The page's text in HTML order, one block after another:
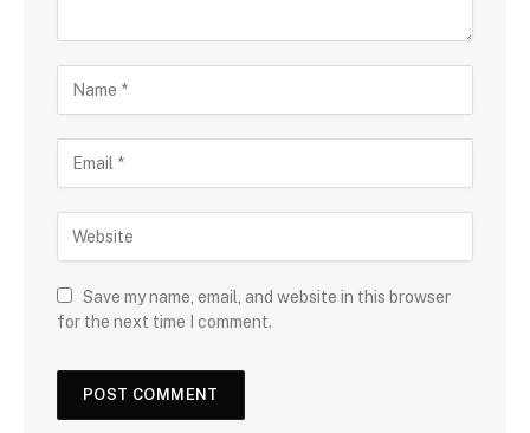
Save my name, email, and website in this browser
for the next time I comment.